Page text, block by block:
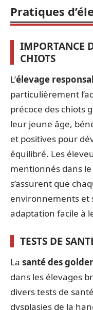
Pratiques
IMPORTANCE
CHIOTS
L’élevage
particulièrement
précoce des chiots
leur jeune âge,
et positives pour
équilibré. Les
mentionnés dans le
s’assurent que
environnements et
adaptation facile à
TESTS DE
La santé des
dans les élevages
divers tests de
dysplasies de la